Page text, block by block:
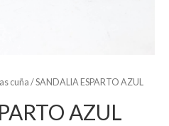
cuña/ SANDALIA ESPARTO AZUL
AZUL